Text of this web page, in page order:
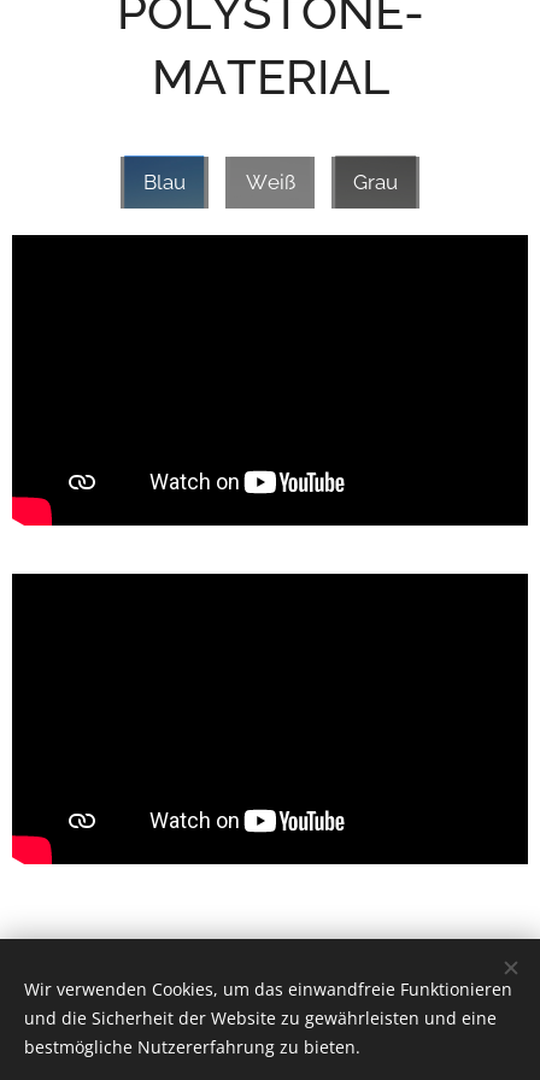
POLYSTONE-
MATERIAL
Blau Weiß Grau
© 2025 | Mountfield
Wir verwenden Cookies, um das einwandfreie Funktionieren
und die Sicherheit der Website zu gewährleisten und eine
bestmögliche Nutzererfahrung zu bieten.